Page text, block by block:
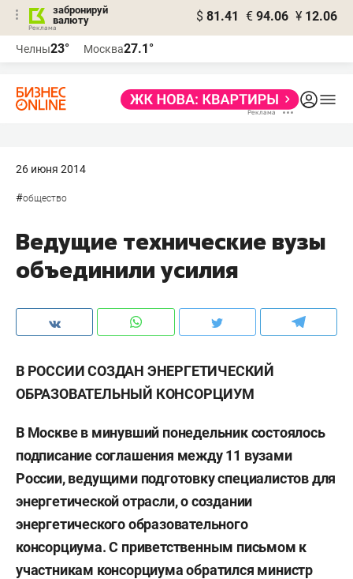
забронируй
валюту
$ 81.41 € 94.06 ¥ 12.06
Челны23° Москва27.1°
26 июня 2014
#общество
Ведущие технические вузы
объединили усилия
В РОССИИ СОЗДАН ЭНЕРГЕТИЧЕСКИЙ
ОБРАЗОВАТЕЛЬНЫЙ КОНСОРЦИУМ
В Москве в минувший понедельник состоялось
подписание соглашения между 11 вузами
России, ведущими подготовку специалистов для
энергетической отрасли, о создании
энергетического образовательного
консорциума. С приветственным письмом к
участникам консорциума обратился министр